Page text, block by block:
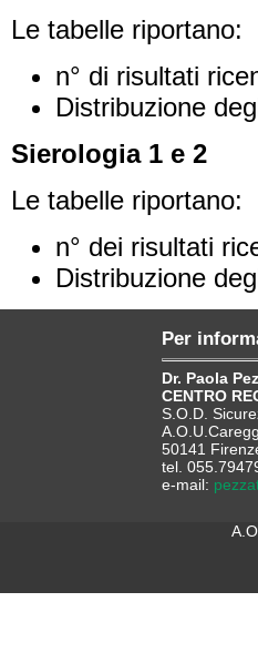
Le tabelle riportano:
n° di risultati
Distribuzione
Sierologia 1 e 2
Le tabelle riportano:
n° dei risultati
Distribuzione
Per
Dr. Paola
CENTRO
S.O.D.
50141
tel.
e-mail: